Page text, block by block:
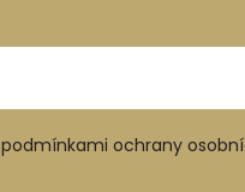
podmínkami ochrany